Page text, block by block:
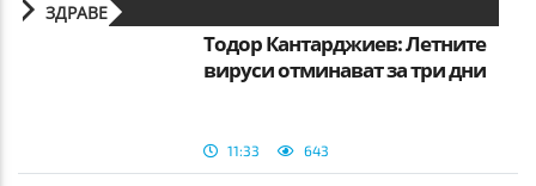
ЗДРАВЕ
Тодор Кантарджиев: Летните
вируси отминават за три дни
11:33 643